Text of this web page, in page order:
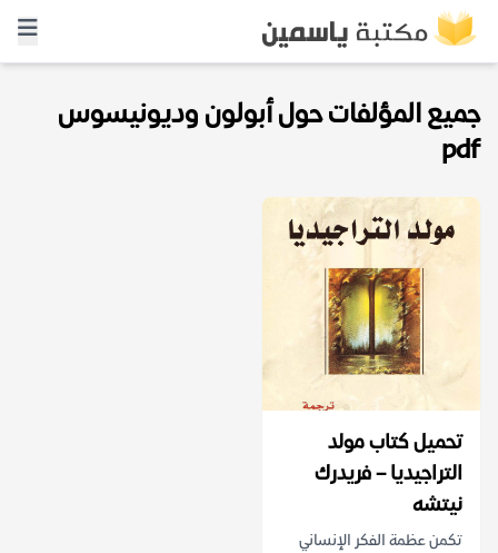
جميع المؤلفات حول أبولون وديونيسوس
pdf
تحميل كتاب مولد
التراجيديا – فريدرك
نيتشه
تكمن عظمة الفكر الإنساني